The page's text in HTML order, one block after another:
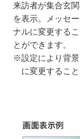
来訪者が集合玄
を表示。メッセ
ナルに変更する
とができます。
※設定により背
に変更すること